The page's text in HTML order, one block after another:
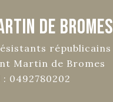
de Bromes
républicains
Martin de Bromes
: 0492780202